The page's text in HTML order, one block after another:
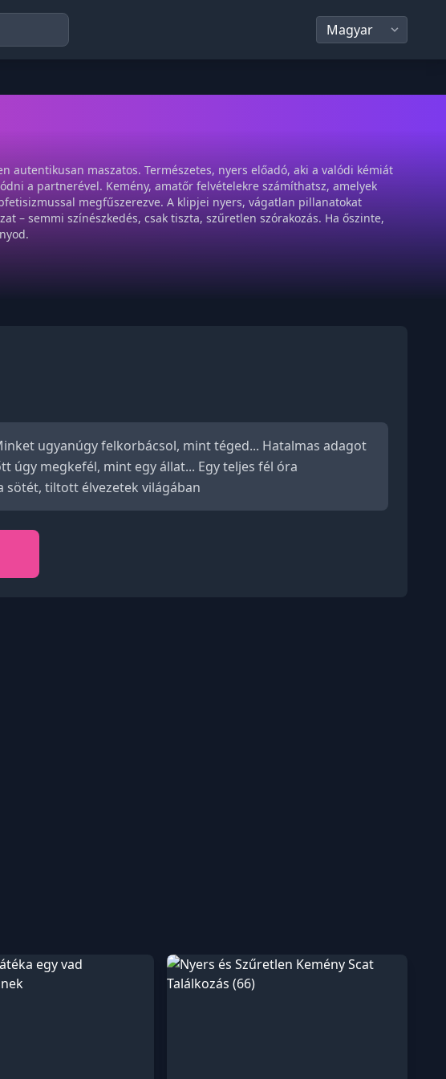
maszatos. Természetes, nyers előadó, aki a valódi kémiát
a partnerével. Kemény, amatőr felvételekre számíthatsz, amelyek
megfűszerezve. A klipjei nyers, vágatlan pillanatokat
– semmi színészkedés, csak tiszta, szűretlen szórakozás. Ha őszinte,
ugyanúgy felkorbácsol, mint téged... Hatalmas adagot
úgy megkefél, mint egy állat... Egy teljes fél óra
sötét, tiltott élvezetek világában